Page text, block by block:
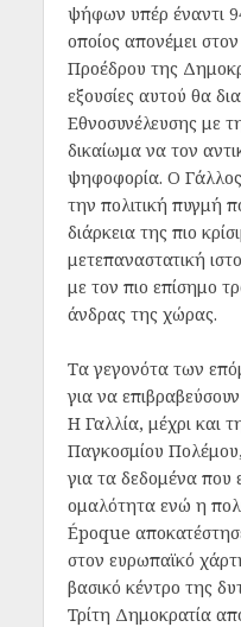
ψήφων υπέρ έναντι
oποίος απονέμει
Προέδρου της
εξουσίες αυτού θα
Εθνοσυνέλευσης με
δικαίωμα να τον
ψηφοφορία. Ο Γάλλος
την πολιτική πυγμή
διάρκεια της πιο
μετεπαναστατική
με τον πιο επίσημο
άνδρας της χώρας.
Τα γεγονότα των
για να επιβραβεύσουν
Η Γαλλία, μέχρι και
Παγκοσμίου
για τα δεδομένα που
ομαλότητα ενώ η
Époque
στον ευρωπαϊκό
βασικό κέντρο της
Τρίτη Δημοκρατία